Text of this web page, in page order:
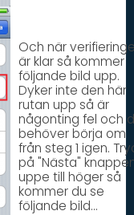
Och när
är klar så kommer
följande bild upp.
Dyker inte den här
rutan upp så är
någonting fel och
behöver börja om
från steg 1 igen.
på "Nästa"
uppe till höger så
kommer du se
följande bild...